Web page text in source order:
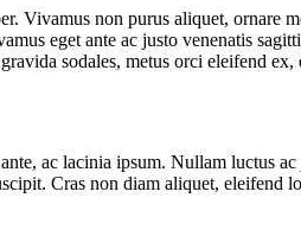
Vivamus non purus aliquet, ornare
eget ante ac justo venenatis
sodales, metus orci eleifend
ac lacinia ipsum. Nullam luctus
Cras non diam aliquet, eleifend